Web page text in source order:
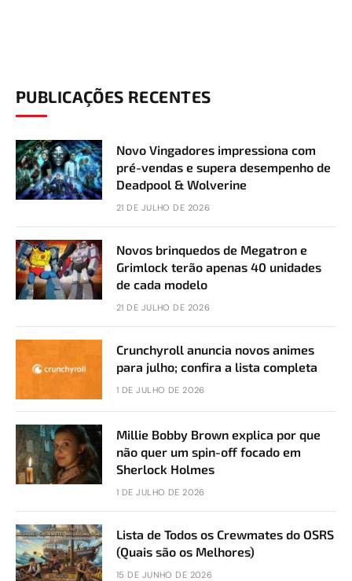
PUBLICAÇÕES RECENTES
Novo Vingadores impressiona com
pré-vendas e supera desempenho de
Deadpool & Wolverine
21 DE JULHO DE 2026
Novos brinquedos de Megatron e
Grimlock terão apenas 40 unidades
de cada modelo
21 DE JULHO DE 2026
Crunchyroll anuncia novos animes
para julho; confira a lista completa
1 DE JULHO DE 2026
Millie Bobby Brown explica por que
não quer um spin-off focado em
Sherlock Holmes
1 DE JULHO DE 2026
Lista de Todos os Crewmates do OSRS
(Quais são os Melhores)
15 DE JUNHO DE 2026